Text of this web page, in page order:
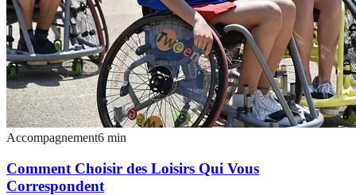
Accompagnement6 min
Comment Choisir des Loisirs Qui Vous
Correspondent